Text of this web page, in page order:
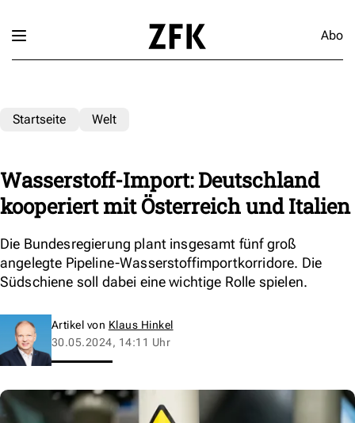
Abo
Startseite Welt
Wasserstoff-Import: Deutschland
kooperiert mit Österreich und Italien
Die Bundesregierung plant insgesamt fünf groß
angelegte Pipeline-Wasserstoffimportkorridore. Die
Südschiene soll dabei eine wichtige Rolle spielen.
Artikel von Klaus Hinkel
30.05.2024, 14:11 Uhr